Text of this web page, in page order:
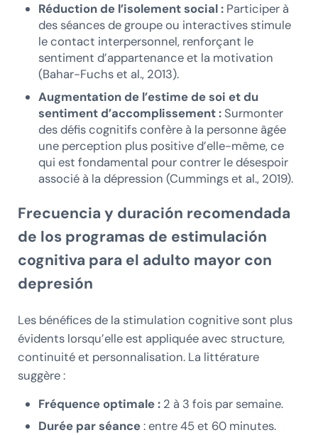
Réduction de l’isolement social : Participer à
des séances de groupe ou interactives stimule
le contact interpersonnel, renforçant le
sentiment d’appartenance et la motivation
(Bahar-Fuchs et al., 2013).
Augmentation de l’estime de soi et du
sentiment d’accomplissement : Surmonter
des défis cognitifs confère à la personne âgée
une perception plus positive d’elle-même, ce
qui est fondamental pour contrer le désespoir
associé à la dépression (Cummings et al., 2019).
Frecuencia y duración recomendada
de los programas de estimulación
cognitiva para el adulto mayor con
depresión
Les bénéfices de la stimulation cognitive sont plus
évidents lorsqu’elle est appliquée avec structure,
continuité et personnalisation. La littérature
suggère :
Fréquence optimale : 2 à 3 fois par semaine.
Durée par séance: entre 45 et 60 minutes.